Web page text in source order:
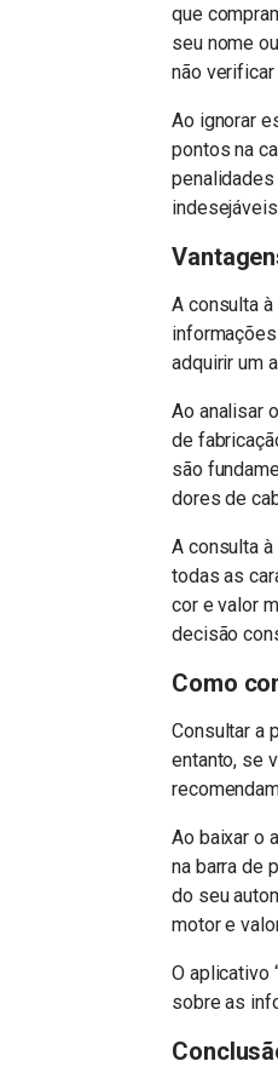
que
seu nome
não
Ao ignorar
pontos na
A consulta
adquirir um
Ao analisar
de
são
dores de
A consulta
todas as
cor e valor
decisão
Como
Consultar a
entanto, se
Ao baixar o
na barra de
do seu
motor e
O aplicativo
sobre as